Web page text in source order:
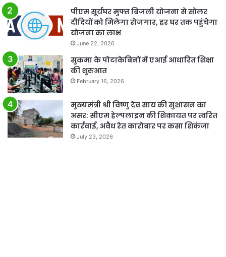
पीएम सूर्यघर मुफ्त बिजली योजना से सोलर
दीदियों को मिलेगा रोजगार, हर घर तक पहुंचेगा
योजना का लाभ
June 22, 2026
सुकमा के पोटाकेबिनों में एआई आधारित शिक्षा
की शुरुआत
February 16, 2026
मुख्यमंत्री श्री विष्णु देव साय की सुशासन का
असर: सीएम हेल्पलाइन की शिकायत पर त्वरित
कार्रवाई, अवैध रेत कारोबार पर कसा शिकंजा
July 23, 2026